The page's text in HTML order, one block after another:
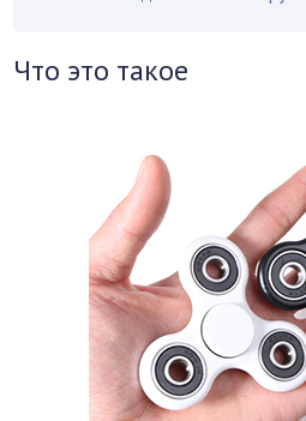
Что это такое